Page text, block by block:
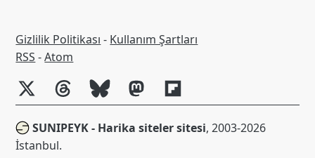
Gizlilik Politikası - Kullanım Şartları
RSS
RSS -Atom
SUNIPEYK - Harika siteler sitesi, 2003-2026
İstanbul.